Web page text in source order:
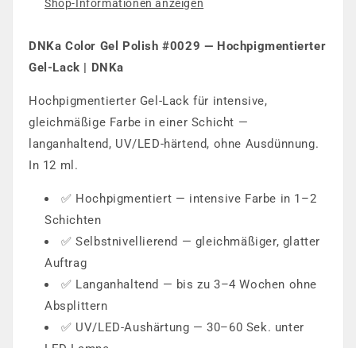
Shop-Informationen anzeigen
DNKa Color Gel Polish #0029 — Hochpigmentierter
Gel-Lack | DNKa
Hochpigmentierter Gel-Lack für intensive,
gleichmäßige Farbe in einer Schicht —
langanhaltend, UV/LED-härtend, ohne Ausdünnung.
In 12 ml.
✅ Hochpigmentiert — intensive Farbe in 1–2
Schichten
✅ Selbstnivellierend — gleichmäßiger, glatter
Auftrag
✅ Langanhaltend — bis zu 3–4 Wochen ohne
Absplittern
✅ UV/LED-Aushärtung — 30–60 Sek. unter